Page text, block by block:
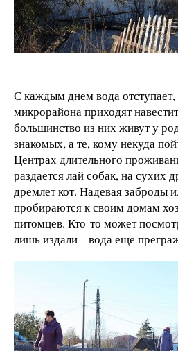
С каждым днем вода
микрорайона приходят
большинство из них живут у
знакомых, а те, кому некуда
Центрах длительного
раздается лай собак, на сухих
дремлет кот. Надевая заброды
пробираются к своим домам
питомцев. Кто-то может
лишь издали – вода еще